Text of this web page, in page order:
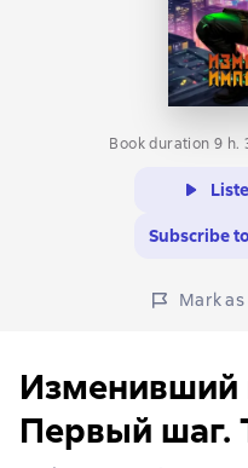
Book duration 9 h.
Subscribe
Mark
Первый шаг.